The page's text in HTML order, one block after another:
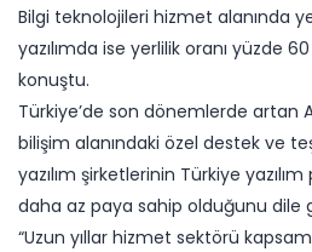
Bilgi teknolojileri hizmet alanında
yazılımda ise yerlilik oranı yüzde
konuştu.
Türkiye’de son dönemlerde artan
bilişim alanındaki özel destek ve
yazılım şirketlerinin Türkiye yazılım
daha az paya sahip olduğunu dile
“Uzun yıllar hizmet sektörü